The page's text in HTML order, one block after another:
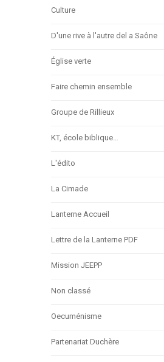
Culture
D'une rive à l'autre del a Saône
Église verte
Faire chemin ensemble
Groupe de Rillieux
KT, école biblique…
L'édito
La Cimade
Lanterne Accueil
Lettre de la Lanterne PDF
Mission JEEPP
Non classé
Oecuménisme
Partenariat Duchère